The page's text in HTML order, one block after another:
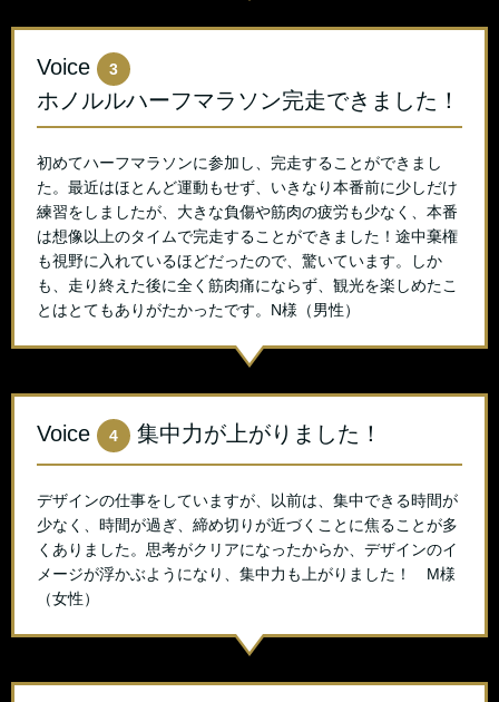
Voice 3
ホノルルハーフマラソン完走できました！
初めてハーフマラソンに参加し、完走することができまし
た。最近はほとんど運動もせず、いきなり本番前に少しだけ
練習をしましたが、大きな負傷や筋肉の疲労も少なく、本番
は想像以上のタイムで完走することができました！途中棄権
も視野に入れているほどだったので、驚いています。しか
も、走り終えた後に全く筋肉痛にならず、観光を楽しめたこ
とはとてもありがたかったです。N様（男性）
Voice 4 集中力が上がりました！
デザインの仕事をしていますが、以前は、集中できる時間が
少なく、時間が過ぎ、締め切りが近づくことに焦ることが多
くありました。思考がクリアになったからか、デザインのイ
メージが浮かぶようになり、集中力も上がりました！ M様
（女性）